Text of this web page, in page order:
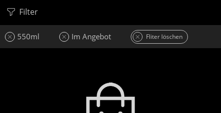
Filter
550ml Im Angebot Fliter löschen